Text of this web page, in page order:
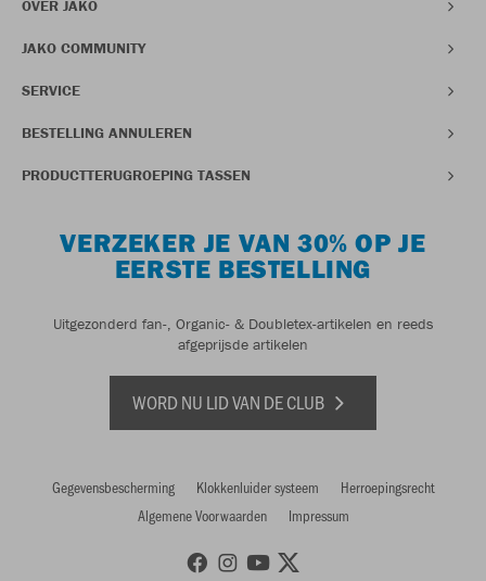
OVER JAKO
JAKO COMMUNITY
SERVICE
BESTELLING ANNULEREN
PRODUCTTERUGROEPING TASSEN
VERZEKER JE VAN 30% OP JE
EERSTE BESTELLING
Uitgezonderd fan-, Organic- & Doubletex-artikelen en reeds
afgeprijsde artikelen
WORD NU LID VAN DE CLUB
Gegevensbescherming Klokkenluider systeem
Herroepingsrecht
Algemene Voorwaarden
Impressum